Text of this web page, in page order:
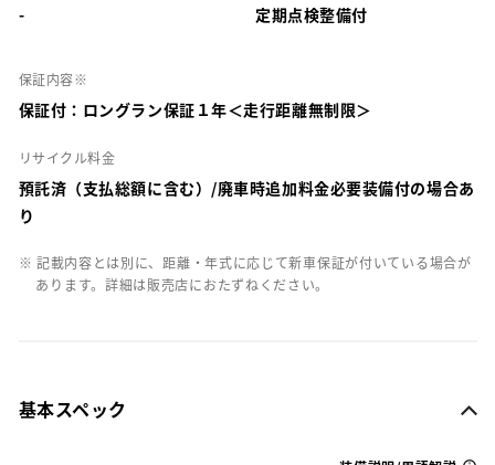
- 定期点検整備付
保証内容※
保証付：ロングラン保証１年＜走行距離無制限＞
リサイクル料金
預託済（支払総額に含む）/廃車時追加料金必要装備付の場合あ
り
※ 記載内容とは別に、距離・年式に応じて新車保証が付いている場合が
あります。詳細は販売店におたずねください。
基本スペック